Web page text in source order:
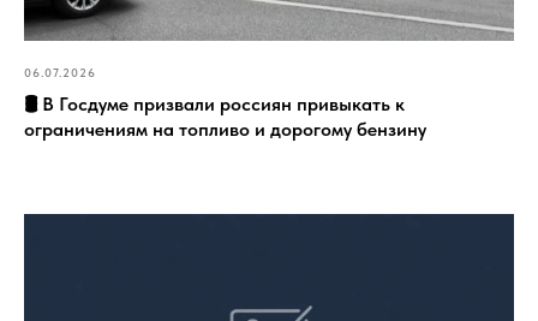
06.07.2026
🛢️ В Госдуме призвали россиян привыкать к
ограничениям на топливо и дорогому бензину